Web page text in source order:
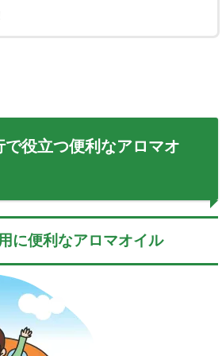
で役立つ便利なアロマオ
に便利なアロマオイル